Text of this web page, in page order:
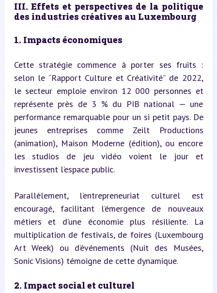
III. Effets et perspectives de la politique
des industries créatives au Luxembourg
1. Impacts économiques
Cette stratégie commence à porter ses fruits :
selon le “Rapport Culture et Créativité” de 2022,
le secteur emploie environ 12 000 personnes et
représente près de 3 % du PIB national — une
performance remarquable pour un si petit pays. De
jeunes entreprises comme Zeilt Productions
(animation), Maison Moderne (édition), ou encore
les studios de jeu vidéo voient le jour et
investissent l’espace public.
Parallèlement, l’entrepreneuriat culturel est
encouragé, facilitant l’émergence de nouveaux
métiers et d’une économie plus résiliente. La
multiplication de festivals, de foires (Luxembourg
Art Week) ou d’événements (Nuit des Musées,
Sonic Visions) témoigne de cette dynamique.
2. Impact social et culturel